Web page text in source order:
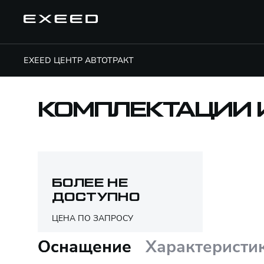
EXEED ЦЕНТР АВТОТРАКТ
КОМПЛЕКТАЦИИ
БОЛЕЕ НЕ
ДОСТУПНО
ЦЕНА ПО ЗАПРОСУ
Оснащение